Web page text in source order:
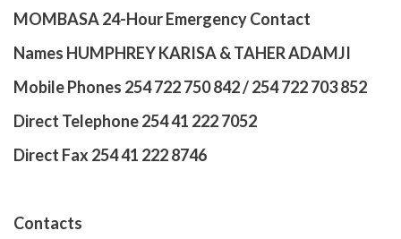
MOMBASA 24-Hour Emergency Contact
Names HUMPHREY KARISA & TAHER ADAMJI
Mobile Phones 254 722 750 842 / 254 722 703 852
Direct Telephone 254 41 222 7052
Direct Fax 254 41 222 8746
Contacts